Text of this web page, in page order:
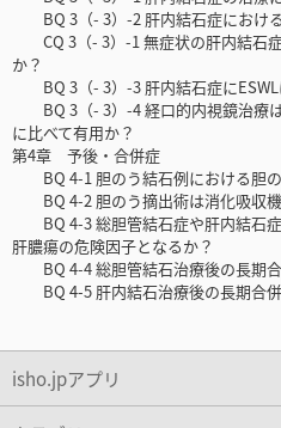
BQ 3（- 3）-2 肝内結石症におけ
CQ 3（- 3）-1 無症状の肝内結石
か？
BQ 3（- 3）-3 肝内結石症にESWL
BQ 3（- 3）-4 経口的内視鏡治療
に比べて有用か？
第4章 予後・合併症
BQ 4-1 胆のう結石例における胆の
BQ 4-2 胆のう摘出術は消化吸収機
BQ 4-3 総胆管結石症や肝内結石症
肝膿瘍の危険因子となるか？
BQ 4-4 総胆管結石治療後の長期合
BQ 4-5 肝内結石治療後の長期合併
isho.jpアプリ